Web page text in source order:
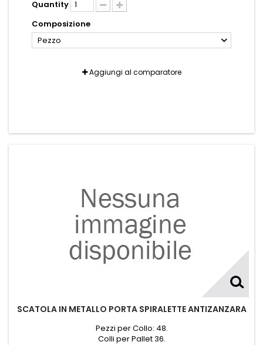
Quantity
Composizione
Pezzo
Aggiungi al comparatore
SCATOLA IN METALLO PORTA SPIRALETTE ANTIZANZARA
Pezzi per Collo: 48.
Colli per Pallet 36.